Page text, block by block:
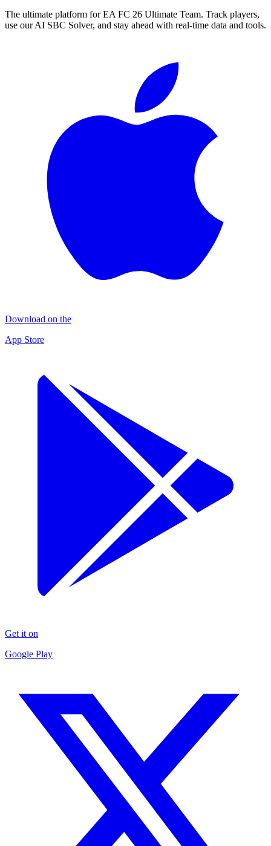
The ultimate platform for EA FC 26 Ultimate Team. Track players,
use our AI SBC Solver, and stay ahead with real-time data and tools.
Download on the
App Store
Get it on
Google Play